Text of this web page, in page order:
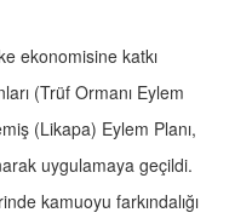
ekonomisine katkı
(Trüf Ormanı Eylem
(Likapa) Eylem Planı,
uygulamaya geçildi.
kamuoyu farkındalığı